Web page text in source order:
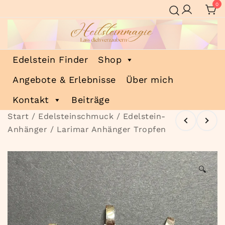
Inhalt
0
Heilsteinmagie
Lass dich verzaubern
Edelstein Finder
Shop
Angebote & Erlebnisse
Über mich
Kontakt
Beiträge
Start / Edelsteinschmuck / Edelstein-
Anhänger / Larimar Anhänger Tropfen
🔍